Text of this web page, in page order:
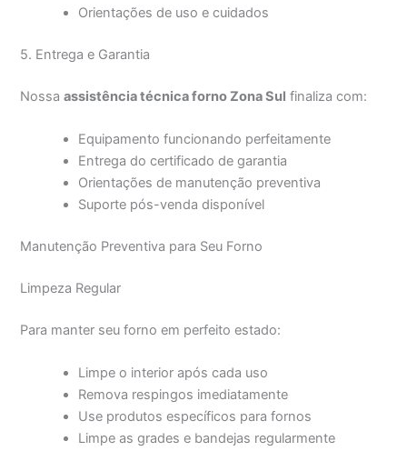
Orientações de uso e cuidados
5. Entrega e Garantia
Nossaassistência técnica forno Zona Sul finaliza com:
Equipamento funcionando perfeitamente
Entrega do certificado de garantia
Orientações de manutenção preventiva
Suporte pós-venda disponível
Manutenção Preventiva para Seu Forno
Limpeza Regular
Para manter seu forno em perfeito estado:
Limpe o interior após cada uso
Remova respingos imediatamente
Use produtos específicos para fornos
Limpe as grades e bandejas regularmente